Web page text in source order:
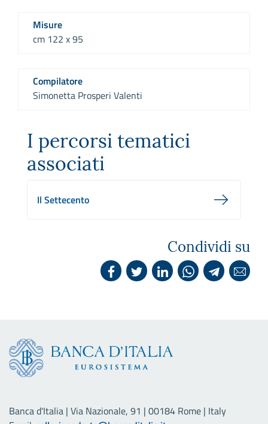
Misure
cm 122 x 95
Compilatore
Simonetta Prosperi Valenti
I percorsi tematici
associati
Il Settecento
Condividi su
Banca d'Italia | Via Nazionale, 91 | 00184 Rome | Italy